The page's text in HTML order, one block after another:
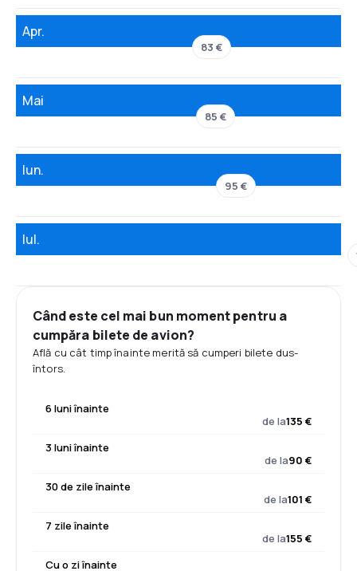
Apr.
83 €
Mai
85 €
Iun.
95 €
Iul.
Când este cel mai bun moment pentru a
cumpăra bilete de avion?
Află cu cât timp înainte merită să cumperi bilete dus-
întors.
6 luni înainte
de la135 €
3 luni înainte
de la90 €
30 de zile înainte
de la101 €
7 zile înainte
de la155 €
Cu o zi înainte